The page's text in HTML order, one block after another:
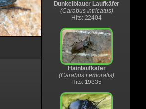
Dunkelblauer Laufkäfer
(Carabus intricatus)
Hits: 22404
Hainlaufkäfer
(Carabus nemoralis)
Hits: 19835